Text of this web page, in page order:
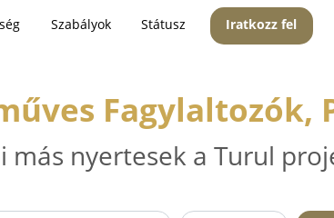
Szabályok Státusz Iratkozz fel
Fagylaltozók,
más nyertesek a Turul